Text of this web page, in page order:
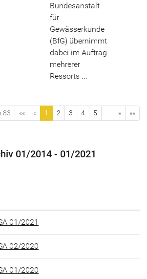
Bundesanstalt
für
Gewässerkunde
(BfG) übernimmt
dabei im Auftrag
mehrerer
Ressorts ...
83 «« « 1 2 3 4 5 » »»
01/2014 - 01/2021
01/2021
02/2020
01/2020